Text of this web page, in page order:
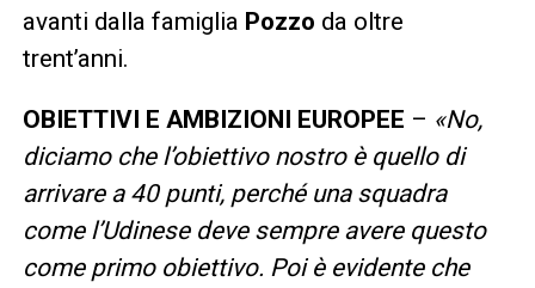
avanti dalla famiglia Pozzo da oltre
trent’anni.
OBIETTIVI E AMBIZIONI EUROPEE – «No,
diciamo che l’obiettivo nostro è quello di
arrivare a 40 punti, perché una squadra
come l’Udinese deve sempre avere questo
come primo obiettivo. Poi è evidente che